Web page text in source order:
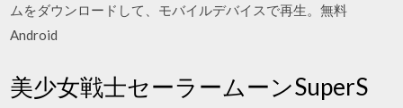
ムをダウンロードして、モバイルデバイスで再生。無料
Android
美少女戦士セーラームーンSuperS